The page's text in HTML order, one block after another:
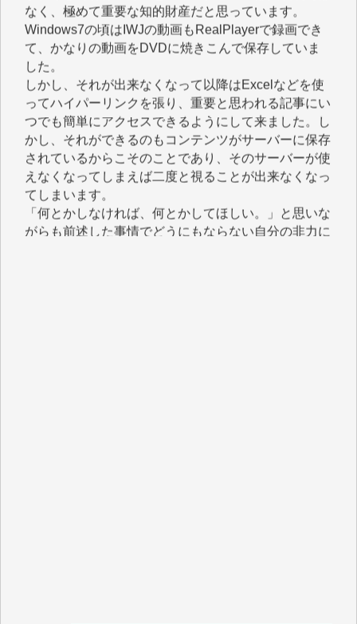
Windows7の頃はIWJの動画もRealPlayerで録画でき
て、かなりの動画をDVDに焼きこんで保存していま
した。
しかし、それが出来なくなって以降はExcelなどを使
ってハイパーリンクを張り、重要と思われる記事にい
つでも簡単にアクセスできるようにして来ました。し
かし、それができるのもコンテンツがサーバーに保存
されているからこそのことであり、そのサーバーが使
えなくなってしまえば二度と視ることが出来なくなっ
てしまいます。
「何とかしなければ、何とかしてほしい。」と思いな
がらも前述した事情でどうにもならない自分の非力に
歯ぎしりするばかりです。（T.M.様）